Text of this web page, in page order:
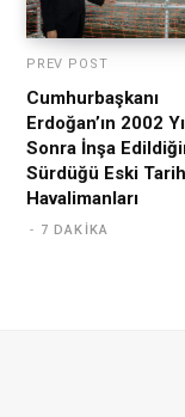
PREV POST
Cumhurbaşkanı
Erdoğan’ın 2002
Sonra İnşa
Sürdüğü Eski
Havalimanları
7 DAKIKA